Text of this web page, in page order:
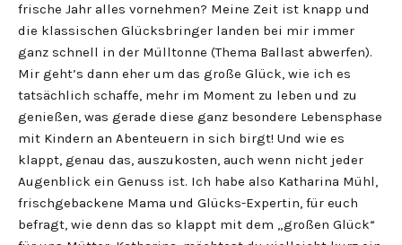
frische Jahr alles vornehmen? Meine Zeit ist knapp und
die klassischen Glücksbringer landen bei mir immer
ganz schnell in der Mülltonne (Thema Ballast abwerfen).
Mir geht’s dann eher um das große Glück, wie ich es
tatsächlich schaffe, mehr im Moment zu leben und zu
genießen, was gerade diese ganz besondere Lebensphase
mit Kindern an Abenteuern in sich birgt! Und wie es
klappt, genau das, auszukosten, auch wenn nicht jeder
Augenblick ein Genuss ist. Ich habe also Katharina Mühl,
frischgebackene Mama und Glücks-Expertin, für euch
befragt, wie denn das so klappt mit dem „großen Glück“